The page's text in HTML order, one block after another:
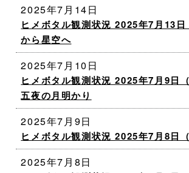
2025年7月14日
ヒメボタル観測状況 2025年7月13日
から星空へ
2025年7月10日
ヒメボタル観測状況 2025年7月9日
五夜の月明かり
2025年7月9日
ヒメボタル観測状況 2025年7月8日
2025年7月8日